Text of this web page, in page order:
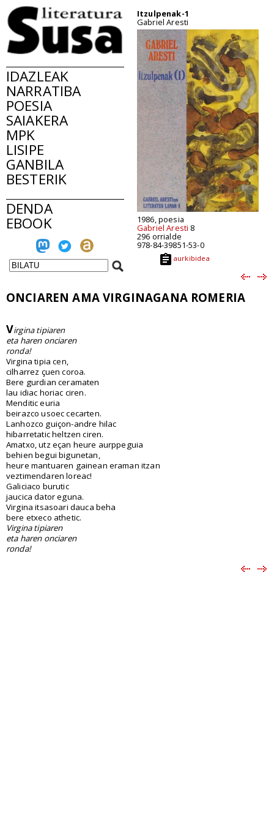
IDAZLEAK
NARRATIBA
POESIA
SAIAKERA
MPK
LISIPE
GANBILA
BESTERIK
DENDA
EBOOK
Itzulpenak-1
Gabriel Aresti
1986, poesia
Gabriel Aresti 8
296 orrialde
978-84-39851-53-0
aurkibidea
ONCIAREN AMA VIRGINAGANA ROMERIA
Virgina tipiaren
eta haren onciaren
ronda!
Virgina tipia cen,
cilharrez çuen coroa.
Bere gurdian ceramaten
lau idiac horiac ciren.
Menditic euria
beirazco usoec cecarten.
Lanhozco guiçon-andre hilac
hibarretatic heltzen ciren.
Amatxo, utz eçan heure aurppeguia
behien begui bigunetan,
heure mantuaren gainean eraman itzan
veztimendaren loreac!
Galiciaco burutic
jaucica dator eguna.
Virgina itsasoari dauca beha
bere etxeco athetic.
Virgina tipiaren
eta haren onciaren
ronda!